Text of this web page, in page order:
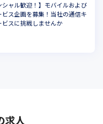
シャル歓迎！】モバイルおよび
ス企画を募集！当社の通信キ
スに挑戦しませんか
求人